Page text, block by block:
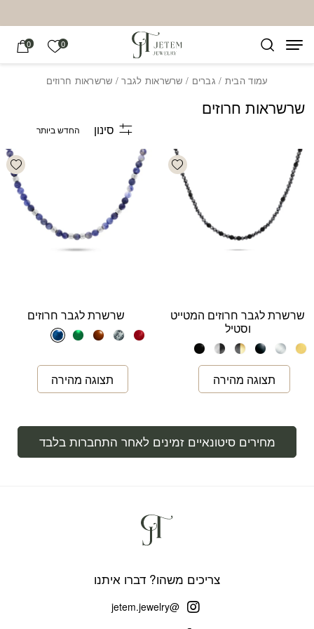
0 הרשימה
0
עמוד הבית / גברים / שרשראות לגבר/ שרשראות חרוזים
שרשראות חרוזים
סינון
Add wishlist
שרשרת לגבר חרוזים המטייט
וסטיל
שרשרת לגבר חרוזים
מחירים סיטונאיים זמינים לאחר התחברות בלבד
צריכים משהו? דברו איתנו
@jetem.jewelry